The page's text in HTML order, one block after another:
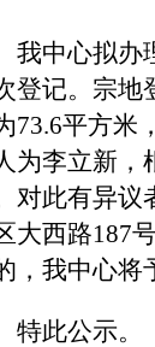
我中心拟办
登记。宗地
73.6平方米
为李立新，
对此有异议
大西路187
，我中心将
特此公示。